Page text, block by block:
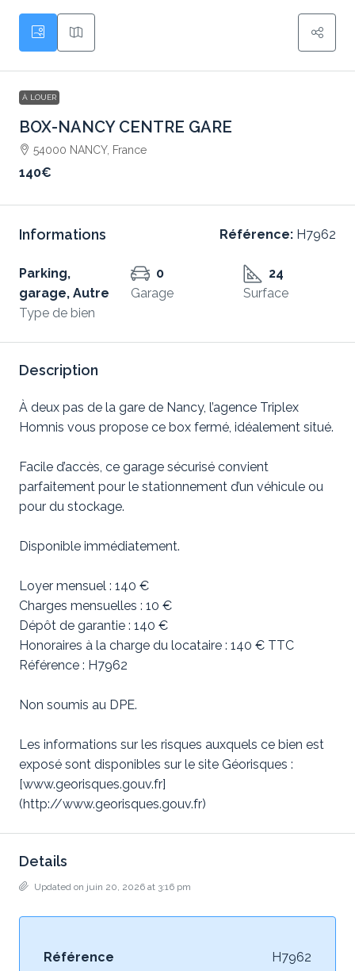
À LOUER
BOX-NANCY CENTRE GARE
54000 NANCY, France
140€
Informations Référence: H7962
Parking,
garage, Autre
Type de bien
0
Garage
24
Surface
Description
À deux pas de la gare de Nancy, l’agence Triplex
Homnis vous propose ce box fermé, idéalement situé.
Facile d’accès, ce garage sécurisé convient
parfaitement pour le stationnement d’un véhicule ou
pour du stockage.
Disponible immédiatement.
Loyer mensuel : 140 €
Charges mensuelles : 10 €
Dépôt de garantie : 140 €
Honoraires à la charge du locataire : 140 € TTC
Référence : H7962
Non soumis au DPE.
Les informations sur les risques auxquels ce bien est
exposé sont disponibles sur le site Géorisques :
[www.georisques.gouv.fr]
(http://www.georisques.gouv.fr)
Details
Updated on juin 20, 2026 at 3:16 pm
Référence H7962